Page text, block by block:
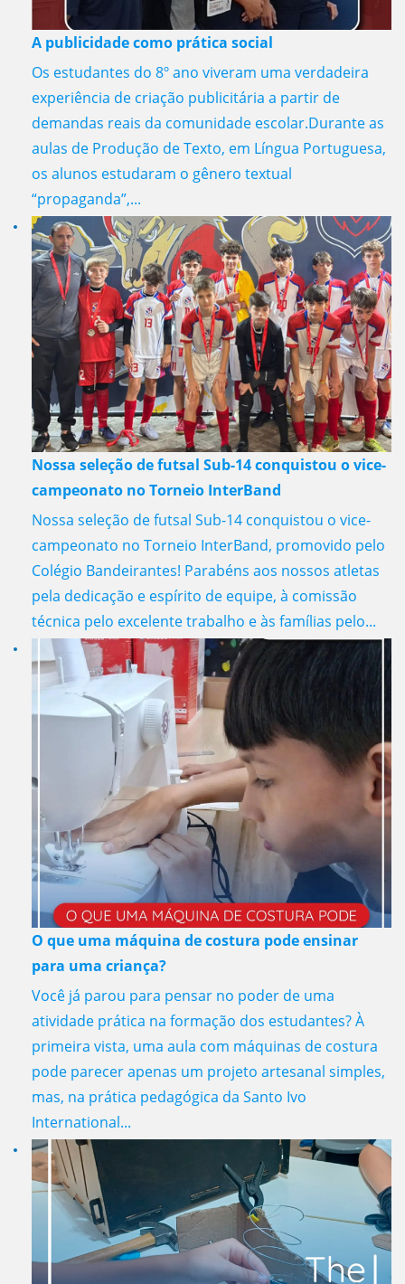
A publicidade como prática social
Os estudantes do 8º ano viveram uma verdadeira
experiência de criação publicitária a partir de
demandas reais da comunidade escolar.Durante as
aulas de Produção de Texto, em Língua Portuguesa,
os alunos estudaram o gênero textual
“propaganda”,...
Nossa seleção de futsal Sub-14 conquistou o vice-
campeonato no Torneio InterBand
Nossa seleção de futsal Sub-14 conquistou o vice-
campeonato no Torneio InterBand, promovido pelo
Colégio Bandeirantes! Parabéns aos nossos atletas
pela dedicação e espírito de equipe, à comissão
técnica pelo excelente trabalho e às famílias pelo...
O que uma máquina de costura pode ensinar
para uma criança?
Você já parou para pensar no poder de uma
atividade prática na formação dos estudantes? À
primeira vista, uma aula com máquinas de costura
pode parecer apenas um projeto artesanal simples,
mas, na prática pedagógica da Santo Ivo
International...